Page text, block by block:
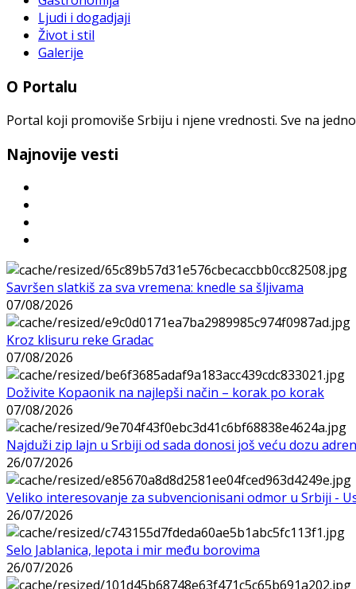
Ljudi i dogadjaji
Život i stil
Galerije
O Portalu
Portal koji promoviše Srbiju i njene vrednosti. Sve na
Najnovije vesti
Savršen slatkiš za sva vremena: knedle sa šljivama
07/08/2026
Kroz klisuru reke Gradac
07/08/2026
Doživite Kopaonik na najlepši način – korak po korak
07/08/2026
Najduži zip lajn u Srbiji od sada donosi još veću dozu
26/07/2026
Veliko interesovanje za subvencionisani odmor u Srbiji -
26/07/2026
Selo Jablanica, lepota i mir među borovima
26/07/2026